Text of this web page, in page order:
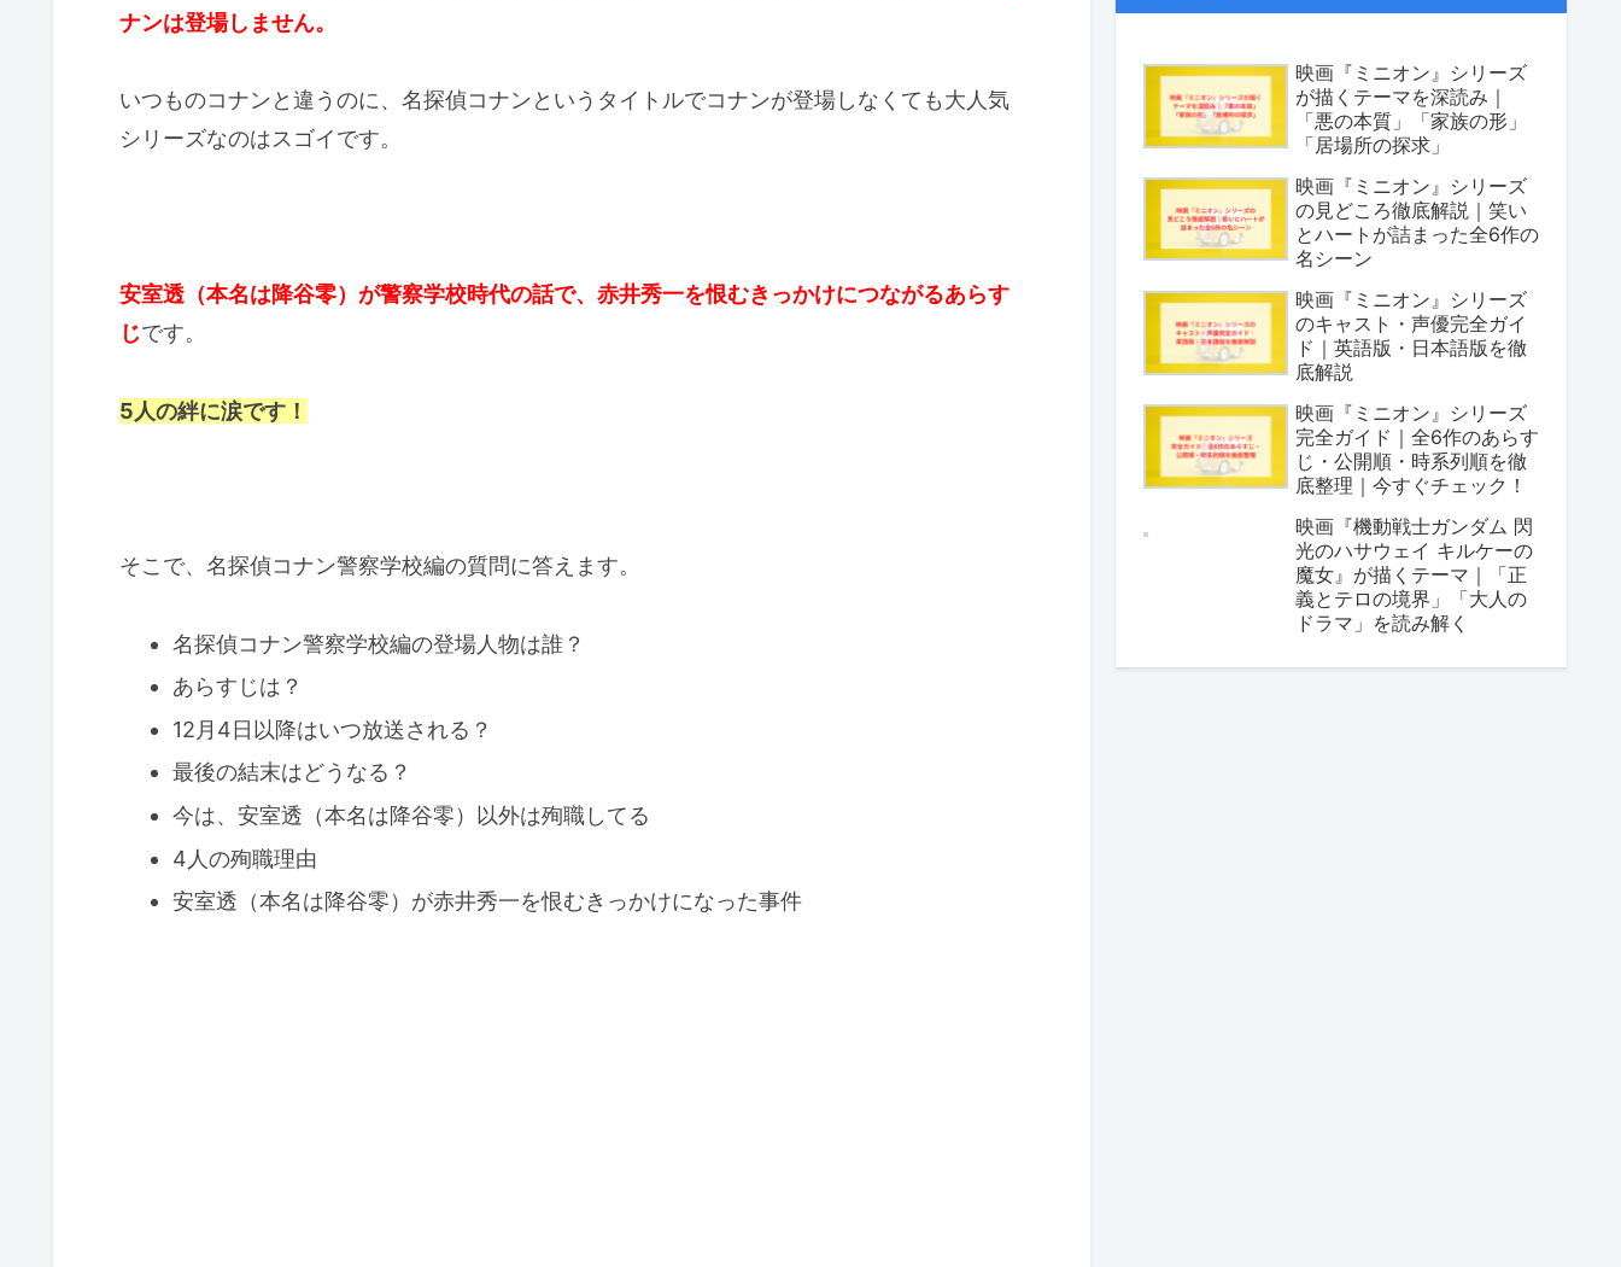
ナンは登場しません。
いつものコナンと違うのに、名探偵コナンというタイトルでコナンが登場しなくても大人気
シリーズなのはスゴイです。
安室透（本名は降谷零）が警察学校時代の話で、赤井秀一を恨むきっかけにつながるあらす
じです。
5人の絆に涙です！
そこで、名探偵コナン警察学校編の質問に答えます。
名探偵コナン警察学校編の登場人物は誰？
あらすじは？
12月4日以降はいつ放送される？
最後の結末はどうなる？
今は、安室透（本名は降谷零）以外は殉職してる
4人の殉職理由
安室透（本名は降谷零）が赤井秀一を恨むきっかけになった事件
映画『ミニオン』シリーズ
が描くテーマを深読み｜
「悪の本質」「家族の形」
「居場所の探求」
映画『ミニオン』シリーズ
の見どころ徹底解説｜笑い
とハートが詰まった全6作の
名シーン
映画『ミニオン』シリーズ
のキャスト・声優完全ガイ
ド｜英語版・日本語版を徹
底解説
映画『ミニオン』シリーズ
完全ガイド｜全6作のあらす
じ・公開順・時系列順を徹
底整理｜今すぐチェック！
映画『機動戦士ガンダム 閃
光のハサウェイ キルケーの
魔女』が描くテーマ｜「正
義とテロの境界」「大人の
ドラマ」を読み解く